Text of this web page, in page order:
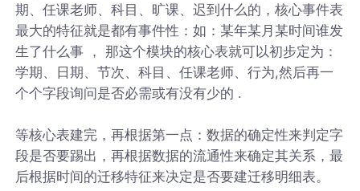
期、任课老师、科目、旷课、迟到什么的，核心事件表
最大的特征就是都有事件性：如：某年某月某时间谁发
生了什么事 ， 那这个模块的核心表就可以初步定为：
学期、日期、节次、科目、任课老师、行为,然后再一
个个字段询问是否必需或有没有少的 .
等核心表建完，再根据第一点：数据的确定性来判定字
段是否要踢出，再根据数据的流通性来确定其关系，最
后根据时间的迁移特征来决定是否要建迁移明细表。